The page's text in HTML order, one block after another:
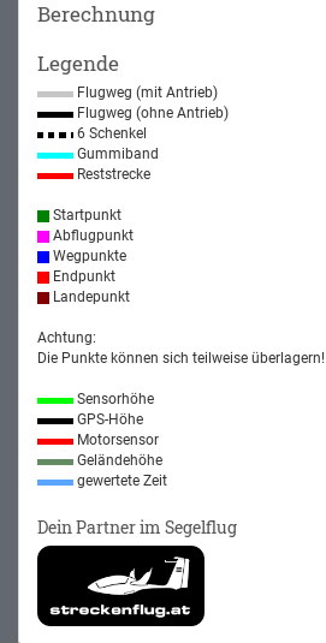
Berechnung
Legende
Flugweg (mit Antrieb)
Flugweg (ohne Antrieb)
6 Schenkel
Gummiband
Reststrecke
Startpunkt
Abflugpunkt
Wegpunkte
Endpunkt
Landepunkt
Achtung:
Die Punkte können sich teilweise überlagern!
Sensorhöhe
GPS-Höhe
Motorsensor
Geländehöhe
gewertete Zeit
Dein Partner im Segelflug